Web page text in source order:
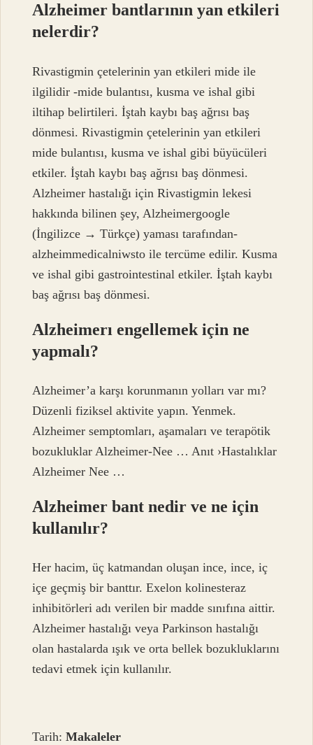
Alzheimer bantlarının yan etkileri
nelerdir?
Rivastigmin çetelerinin yan etkileri mide ile
ilgilidir -mide bulantısı, kusma ve ishal gibi
iltihap belirtileri. İştah kaybı baş ağrısı baş
dönmesi. Rivastigmin çetelerinin yan etkileri
mide bulantısı, kusma ve ishal gibi büyücüleri
etkiler. İştah kaybı baş ağrısı baş dönmesi.
Alzheimer hastalığı için Rivastigmin lekesi
hakkında bilinen şey, Alzheimergoogle
(İngilizce → Türkçe) yaması tarafından-
alzheimmedicalniwsto ile tercüme edilir. Kusma
ve ishal gibi gastrointestinal etkiler. İştah kaybı
baş ağrısı baş dönmesi.
Alzheimerı engellemek için ne
yapmalı?
Alzheimer’a karşı korunmanın yolları var mı?
Düzenli fiziksel aktivite yapın. Yenmek.
Alzheimer semptomları, aşamaları ve terapötik
bozukluklar Alzheimer-Nee … Anıt ›Hastalıklar
Alzheimer Nee …
Alzheimer bant nedir ve ne için
kullanılır?
Her hacim, üç katmandan oluşan ince, ince, iç
içe geçmiş bir banttır. Exelon kolinesteraz
inhibitörleri adı verilen bir madde sınıfına aittir.
Alzheimer hastalığı veya Parkinson hastalığı
olan hastalarda ışık ve orta bellek bozukluklarını
tedavi etmek için kullanılır.
Tarih:Makaleler